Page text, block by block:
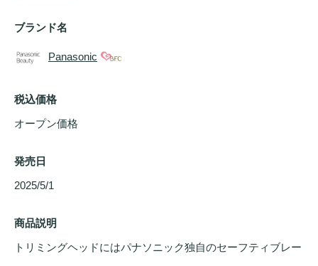
ブランド名
Panasonic
税込価格
オープン価格
発売日
2025/5/1
商品説明
トリミングヘッドにはパナソニック独自のセーフティブレー